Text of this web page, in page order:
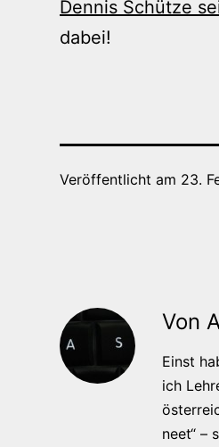
Dennis Schütze
dabei!
Veröffentlicht am 23.
Von
Einst
ich
neet“ –